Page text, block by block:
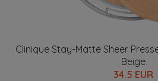
Clinique Stay-Matte Sheer
Beige
34.5 EUR